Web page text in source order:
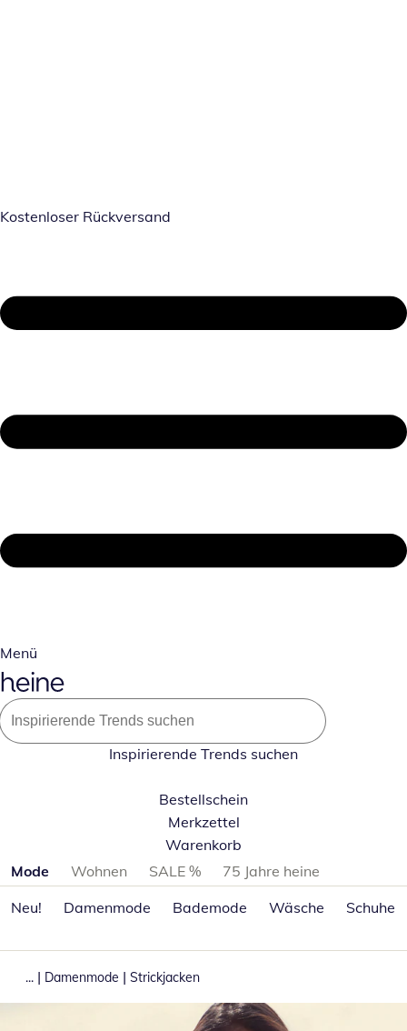
Kostenloser Rückversand
Menü
Inspirierende Trends suchen
Bestellschein
Merkzettel
Warenkorb
Produktkategorien überspringen
Mode Wohnen SALE %
75 Jahre heine
Neu!
Damenmode Bademode Wäsche Schuhe
... | Damenmode | Strickjacken